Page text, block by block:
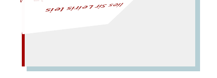
lies Sir Leiris leis